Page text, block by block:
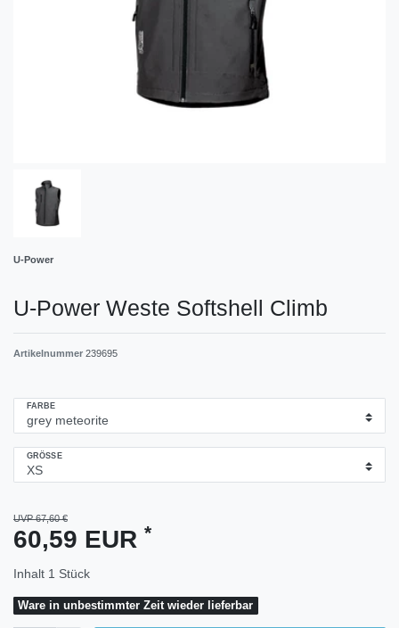
U-Power
U-Power Weste Softshell Climb
Artikelnummer 239695
FARBE
GRÖSSE
UVP 67,60 €
60,59 EUR *
Inhalt 1 Stück
Ware in unbestimmter Zeit wieder lieferbar